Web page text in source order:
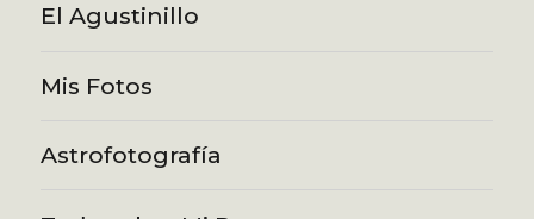
El Agustinillo
Mis Fotos
Astrofotografía